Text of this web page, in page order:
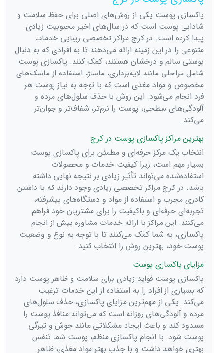
پاکسازی پوست یکی از روش‌های اصلی برای حفظ سلامت و
شادابی پوست است که در سال‌های اخیر محبوبیت زیادی
پیدا کرده است. در کرج مراکز تخصصی زیبایی خدمات
متنوعی را در این زمینه ارائه می‌دهند تا به افرادی که به دنبال
پوستی سالم و درخشان هستند، کمک کنند. پاکسازی پوست
شامل مراحلی مانند لایه‌برداری، ماساژ، استفاده از ماسک‌های
مخصوص و مواد مغذی است که با توجه به نیاز پوست هر
فرد انجام می‌شود. این روش با حذف سلول‌های مرده و
آلودگی‌های سطحی، پوست را نرم‌تر، شفاف‌تر و جوان‌تر
می‌کند.
بهترین مراکز پاکسازی پوست در کرج
انتخاب یک مرکز حرفه‌ای و مطمئن برای پاکسازی پوست
بسیار مهم است، زیرا کیفیت خدمات و محصولات
استفاده‌شده می‌تواند تأثیر زیادی بر نتیجه نهایی داشته
باشد. در کرج مراکز تخصصی زیادی وجود دارند که با داشتن
کادری مجرب و استفاده از مواد و دستگاه‌های پیشرفته،
تجربه‌ای حرفه‌ای و باکیفیت را برای مشتریان خود فراهم
می‌کنند. این مراکز با ارائه خدمات مشاوره پیش از انجام
پاکسازی، به شما کمک می‌کنند تا با توجه به نوع و وضعیت
پوست خود، بهترین روش را انتخاب کنید.
مزایای پاکسازی پوست
پاکسازی پوست فواید زیادی برای سلامت و ظاهر پوست دارد
که بسیاری از افراد را به استفاده از این خدمات ترغیب
می‌کند. یکی از مهم‌ترین مزایای پاکسازی، حذف سلول‌های
مرده و آلودگی‌های روزانه است که می‌تواند منافذ پوست را
مسدود کند و باعث ایجاد مشکلاتی مانند جوش و تیرگی
پوست شود. با انجام پاکسازی منظم، پوست شما تنفس
بهتری خواهد داشت و با جذب بهتر مواد مغذی، ظاهر